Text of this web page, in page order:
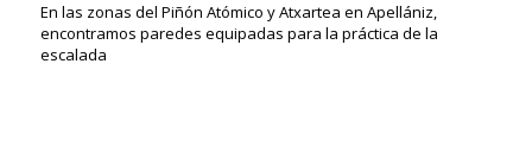
En las zonas del Piñón Atómico y Atxartea en Apellániz,
encontramos paredes equipadas para la práctica de la
escalada